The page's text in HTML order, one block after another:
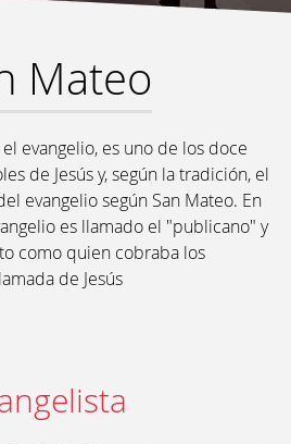
Mateo
el evangelio, es uno de los doce
de Jesús y, según la tradición, el
evangelio según San Mateo. En
es llamado el "publicano" y
como quien cobraba los
de Jesús